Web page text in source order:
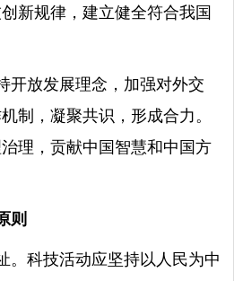
新规律，建立健全符合我国
放发展理念，加强对外交
制，凝聚共识，形成合力。
理，贡献中国智慧和中国方
则
。科技活动应坚持以人民为中